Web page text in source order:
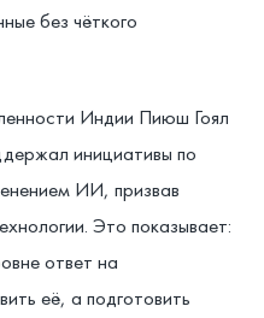
без чёткого
Индии Пиюш Гоял
инициативы по
ИИ, призвав
Это показывает:
ответ на
её, а подготовить